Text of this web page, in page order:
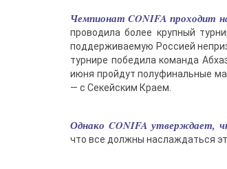
Чемпионат CONIFA проходит
проводила более крупный
поддерживаемую Россией
турнире победила команда
июня пройдут полуфинальные
— с Секейским Краем.
Однако CONIFA утверждает,
что все должны наслаждаться